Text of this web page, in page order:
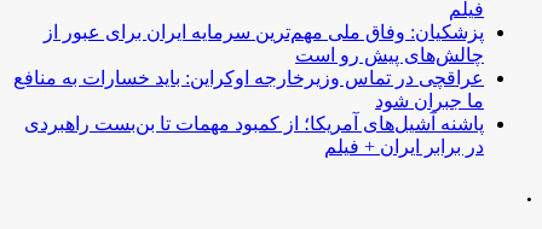
فیلم
پزشکیان: وفاق ملی مهم‌ترین سرمایه ایران برای عبور از
چالش‌های پیش رو است
عراقچی در تماس وزیرخارجه اوکراین: باید خسارات به منافع
ما جبران شود
پاشنه آشیل‌های آمریکا؛ از کمبود مهمات تا بن‌بست راهبردی
در برابر ایران + فیلم
.